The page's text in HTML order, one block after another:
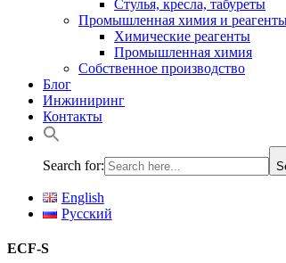
Стулья, кресла, табуреты
Промышленная химия и
Химические реагенты
Промышленная химия
Собственное производство
Блог
Инжиниринг
Контакты
Search for:
English
Русский
ECF-S